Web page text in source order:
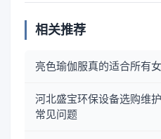
相关推荐
亮色瑜伽服真的适合所有女
河北盛宝环保设备选购维
常见问题